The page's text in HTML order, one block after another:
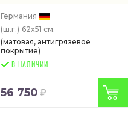
Германия
(ш.г.) 62x51 см.
(матовая, антигрязевое
покрытие)
В НАЛИЧИИ
56 750